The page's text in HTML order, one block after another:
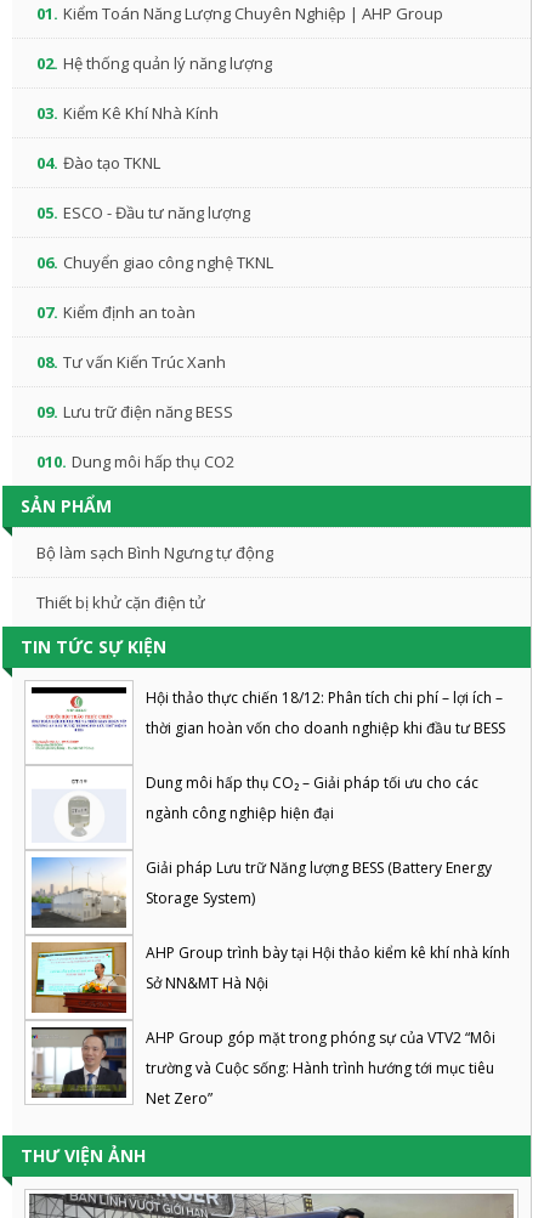
01. Kiểm Toán Năng Lượng Chuyên Nghiệp | AHP Group
02. Hệ thống quản lý năng lượng
03. Kiểm Kê Khí Nhà Kính
04. Đào tạo TKNL
05. ESCO - Đầu tư năng lượng
06. Chuyển giao công nghệ TKNL
07. Kiểm định an toàn
08. Tư vấn Kiến Trúc Xanh
09. Lưu trữ điện năng BESS
010. Dung môi hấp thụ CO2
SẢN PHẨM
Bộ làm sạch Bình Ngưng tự động
Thiết bị khử cặn điện tử
TIN TỨC SỰ KIỆN
Hội thảo thực chiến 18/12: Phân tích chi phí – lợi ích –
thời gian hoàn vốn cho doanh nghiệp khi đầu tư BESS
Dung môi hấp thụ CO₂ – Giải pháp tối ưu cho các
ngành công nghiệp hiện đại
Giải pháp Lưu trữ Năng lượng BESS (Battery Energy
Storage System)
AHP Group trình bày tại Hội thảo kiểm kê khí nhà kính
Sở NN&MT Hà Nội
AHP Group góp mặt trong phóng sự của VTV2 “Môi
trường và Cuộc sống: Hành trình hướng tới mục tiêu
Net Zero”
THƯ VIỆN ẢNH